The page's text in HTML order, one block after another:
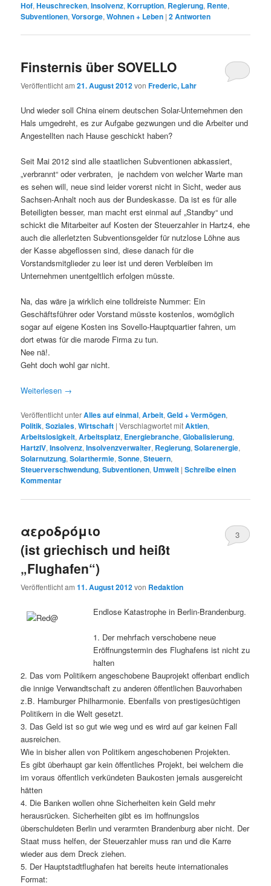
Hof,Heuschrecken,Insolvenz,Korruption, Regierung, Rente,
Subventionen,Vorsorge,Wohnen + Leben |2Antworten
Finsternis über SOVELLO
Veröffentlicht am21. August 2012vonFrederic, Lahr
Und wieder soll China einem deutschen Solar-Unternehmen den
Hals umgedreht, es zur Aufgabe gezwungen und die Arbeiter und
Angestellten nach Hause geschickt haben?
Seit Mai 2012 sind alle staatlichen Subventionen abkassiert,
„verbrannt“ oder verbraten, je nachdem von welcher Warte man
es sehen will, neue sind leider vorerst nicht in Sicht, weder aus
Sachsen-Anhalt noch aus der Bundeskasse. Da ist es für alle
Beteiligten besser, man macht erst einmal auf „Standby“ und
schickt die Mitarbeiter auf Kosten der Steuerzahler in Hartz4, ehe
auch die allerletzten Subventionsgelder für nutzlose Löhne aus
der Kasse abgeflossen sind, diese danach für die
Vorstandsmitglieder zu leer ist und deren Verbleiben im
Unternehmen unentgeltlich erfolgen müsste.
Na, das wäre ja wirklich eine tolldreiste Nummer: Ein
Geschäftsführer oder Vorstand müsste kostenlos, womöglich
sogar auf eigene Kosten ins Sovello-Hauptquartier fahren, um
dort etwas für die marode Firma zu tun.
Nee nä!.
Geht doch wohl gar nicht.
Weiterlesen →
Veröffentlicht unterAlles auf einmal,Arbeit,Geld + Vermögen,
Politik,Soziales,Wirtschaft |Verschlagwortet mitAktien,
Arbeitslosigkeit,Arbeitsplatz, Energiebranche,Globalisierung,
HartzIV,Insolvenz,Insolvenzverwalter, Regierung,Solarenergie,
Solarnutzung,Solarthermie,Sonne,Steuern,
Steuerverschwendung,Subventionen, Umwelt |Schreibe einen
Kommentar
αεροδρόμιο
(ist griechisch und heißt
„Flughafen“)
Veröffentlicht am11. August 2012von Redaktion
3
Endlose Katastrophe in Berlin-Brandenburg.
1. Der mehrfach verschobene neue
Eröffnungstermin des Flughafens ist nicht zu
halten
2. Das vom Politikern angeschobene Bauprojekt offenbart endlich
die innige Verwandtschaft zu anderen öffentlichen Bauvorhaben
z.B. Hamburger Philharmonie. Ebenfalls von prestigesüchtigen
Politikern in die Welt gesetzt.
3. Das Geld ist so gut wie weg und es wird auf gar keinen Fall
ausreichen.
Wie in bisher allen von Politikern angeschobenen Projekten.
Es gibt überhaupt gar kein öffentliches Projekt, bei welchem die
im voraus öffentlich verkündeten Baukosten jemals ausgereicht
hätten
4. Die Banken wollen ohne Sicherheiten kein Geld mehr
herausrücken. Sicherheiten gibt es im hoffnungslos
überschuldeten Berlin und verarmten Brandenburg aber nicht. Der
Staat muss helfen, der Steuerzahler muss ran und die Karre
wieder aus dem Dreck ziehen.
5. Der Hauptstadtflughafen hat bereits heute internationales
Format: